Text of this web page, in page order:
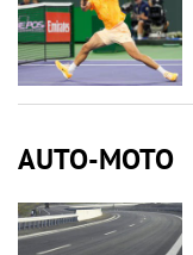
AUTO-MOTO